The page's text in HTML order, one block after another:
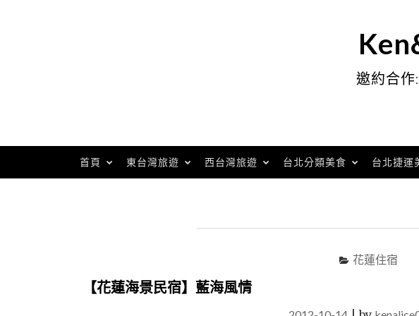
邀約合
首頁 東台灣旅遊 西台灣旅遊 台北分類美食 台北捷運
花蓮住宿
【花蓮海景民宿】藍海風情